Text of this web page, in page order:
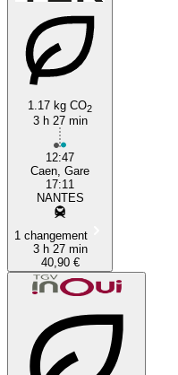
1.17 kg CO2
3 h 27 min
12:47
Caen, Gare
17:11
NANTES
1 changement
3 h 27 min
40,90 €